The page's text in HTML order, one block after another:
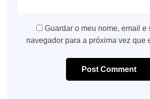
Guardar o meu nome, email e
navegador para a próxima vez que
Post Comment